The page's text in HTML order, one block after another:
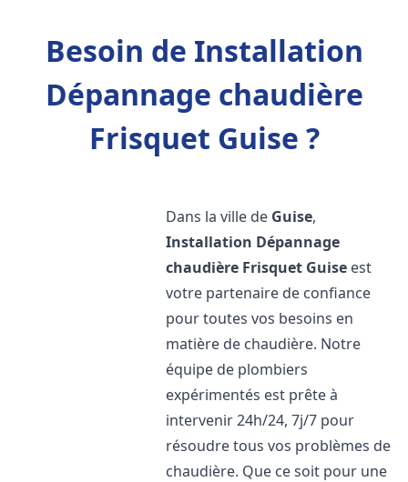
Besoin de Installation
Dépannage chaudière
Frisquet Guise ?
Dans la ville de Guise,
Installation Dépannage
chaudière Frisquet Guise est
votre partenaire de confiance
pour toutes vos besoins en
matière de chaudière. Notre
équipe de plombiers
expérimentés est prête à
intervenir 24h/24, 7j/7 pour
résoudre tous vos problèmes de
chaudière. Que ce soit pour une